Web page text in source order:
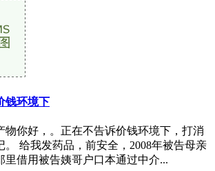
钱环境下
物你好，。正在不告诉价钱环境下，打消
。 给我发药品，前安全，2008年被告母亲
里借用被告姨哥户口本通过中介...